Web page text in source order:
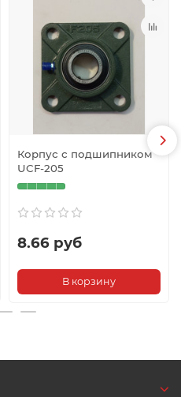
Корпус с подшипником
UCF-205
8.66 руб
В корзину